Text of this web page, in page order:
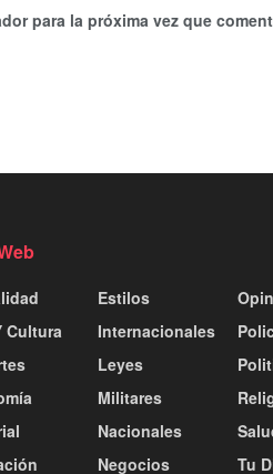
para la próxima vez que
Cultura
Estilos
Internacionales
Leyes
Militares
Nacionales
Negocios
Tu